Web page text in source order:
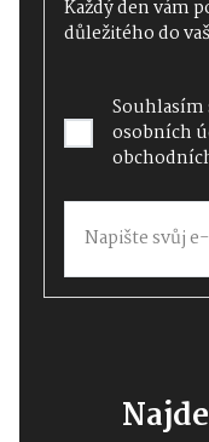
Každý den vám
důležitého do
Souhlasím
osobních